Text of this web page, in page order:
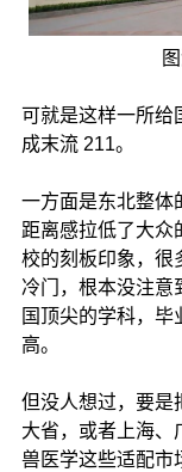
可就是这样一所给
成末流 211。
一方面是东北整体
距离感拉低了大众
校的刻板印象，很
冷门，根本没注意
国顶尖的学科，
高。
但没人想过，要是
大省，或者上海、
兽医学这些适配市